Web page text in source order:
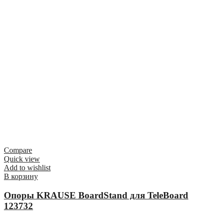
Compare
Quick view
Add to wishlist
В корзину
Опоры KRAUSE BoardStand для TeleBoard
123732